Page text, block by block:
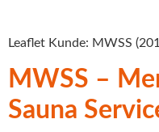
Leaflet Kunde: MWSS
MWSS –
Sauna